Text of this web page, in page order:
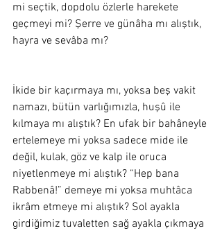
mi seçtik, dopdolu özlerle harekete
geçmeyi mi? Şerre ve günâha mı alıştık,
hayra ve sevâba mı?
İkide bir kaçırmaya mı, yoksa beş vakit
namazı, bütün varlığımızla, huşû ile
kılmaya mı alıştık? En ufak bir bahâneyle
ertelemeye mi yoksa sadece mide ile
değil, kulak, göz ve kalp ile oruca
niyetlenmeye mi alıştık? “Hep bana
Rabbenâ!” demeye mi yoksa muhtâca
ikrâm etmeye mi alıştık? Sol ayakla
girdiğimiz tuvaletten sağ ayakla çıkmaya